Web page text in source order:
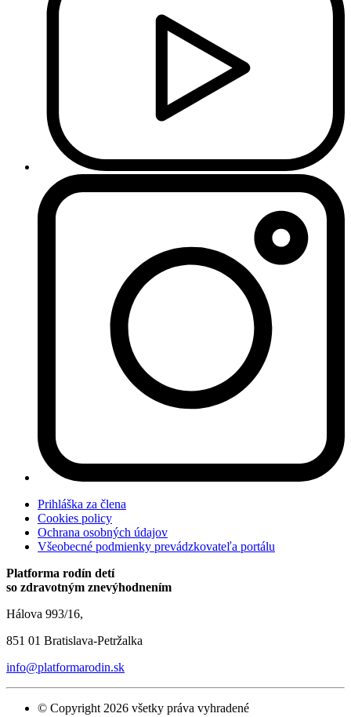
Prihláška za člena
Cookies policy
Ochrana osobných údajov
Všeobecné podmienky prevádzkovateľa portálu
Platforma rodín detí
so zdravotným znevýhodnením
Hálova 993/16,
851 01 Bratislava-Petržalka
info@platformarodin.sk
© Copyright 2026 všetky práva vyhradené